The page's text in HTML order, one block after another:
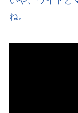
ね。